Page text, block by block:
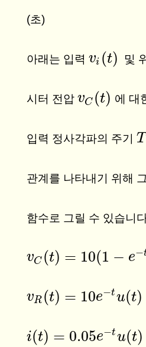
(초)
아래는 입력 vi (t)
vi( t) 및
시터 전압 vC (t)
vC(t) 에 대
입력 정사각파의 주기 T
T
관계를 나타내기 위해
함수로 그릴 수 있습니
vC (t) = 10(1 − e−
vC(t)= 10( 1−e −t )u( t)
vR (t) = 10e−tu(t)
vR(t)= 10e−tu(t)
i(t) = 0.05e−tu(t)
i(t)= 0.05e−tu(t)